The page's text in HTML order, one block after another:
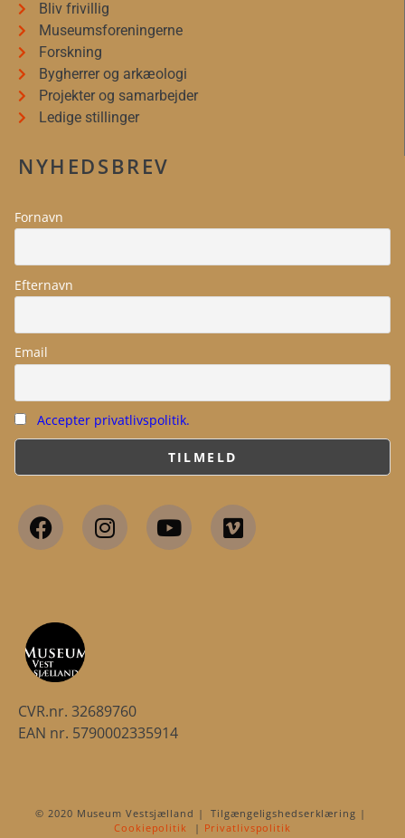
Bliv frivillig
Museumsforeningerne
Forskning
Bygherrer og arkæologi
Projekter og samarbejder
Ledige stillinger
NYHEDSBREV
Fornavn
Efternavn
Email
Accepter privatlivspolitik.
CVR.nr. 32689760
EAN nr. 5790002335914
© 2020 Museum Vestsjælland | Tilgængeligshedserklæring |
Cookiepolitik | Privatlivspolitik